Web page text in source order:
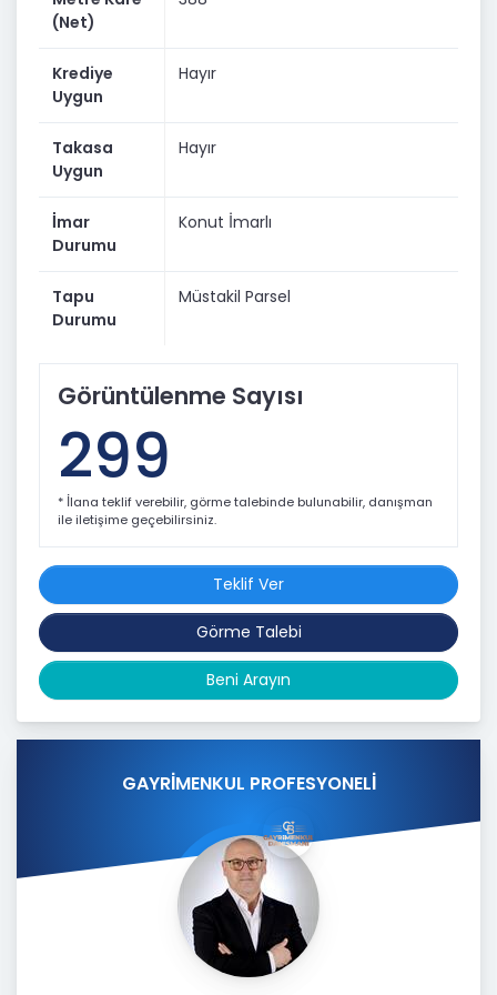
0232 6167135
(Net)
Krediye
Uygun
Hayır
Takasa
Uygun
Hayır
İmar
Durumu
Konut İmarlı
Tapu
Durumu
Müstakil Parsel
Görüntülenme Sayısı
299
* İlana teklif verebilir, görme talebinde bulunabilir, danışman
ile iletişime geçebilirsiniz.
Teklif Ver
Görme Talebi
Beni Arayın
GAYRİMENKUL PROFESYONELİ